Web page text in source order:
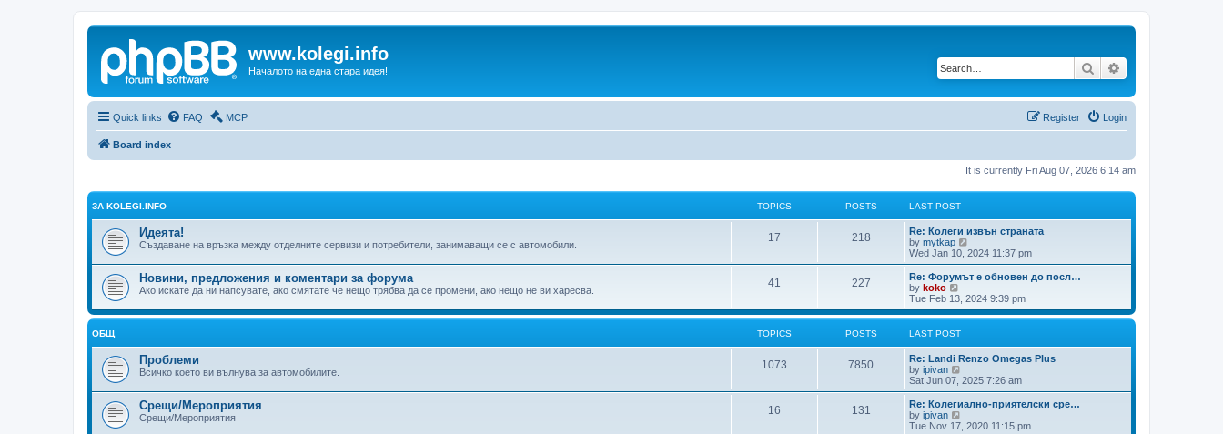
www.kolegi.info
Началото на една стара идея! Search
Quick links FAQ MCP Login
Register
Board index
It is currently Fri Aug 07, 2026 6:14 am
ЗА KOLEGI.INFO TOPICS POSTS LAST POST
Идеята!
Създаване на връзка между отделните сервизи и потребители, занимаващи се с автомобили.
17 218
Re: Колеги извън страната
by mytkap
i
e
w
h
l
e
s
p
o
s
Wed Jan 10, 2024 11:37 pm
Новини, предложения и коментари за форума
Ако искате да ни напсувате, ако смятате че нещо трябва да се промени, ако нещо не ви харесва.
41 227
Re: Форумът е обновен до посл…
by koko
i
e
w
t
l
a
t
e
s
t
p
Tue Feb 13, 2024 9:39 pm
ОБЩ TOPICS POSTS LAST POST
Проблеми
Всичко което ви вълнува за автомобилите.
1073 7850
Re: Landi Renzo Omegas Plus
by ipivan
i
e
w
h
Sat Jun 07, 2025 7:26 am
Срещи/Мероприятия
Срещи/Мероприятия
16 131
Re: Колегиално-приятелски сре…
by ipivan
Tue Nov 17, 2020 11:15 pm